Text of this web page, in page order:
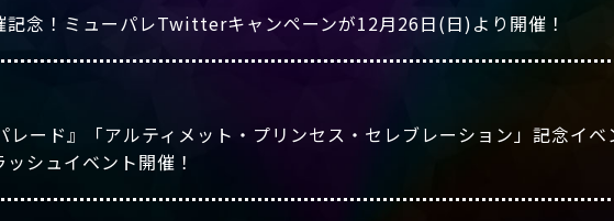
記念！ミューパレTwitterキャンペーンが12月26日(日)より開催！
レード』「アルティメット・プリンセス・セレブレーション」記念イ
シュイベント開催！